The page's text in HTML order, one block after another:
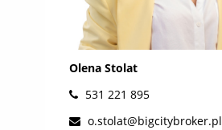
Olena Stolat
531 221 895
o.stolat@bigcitybroker.pl